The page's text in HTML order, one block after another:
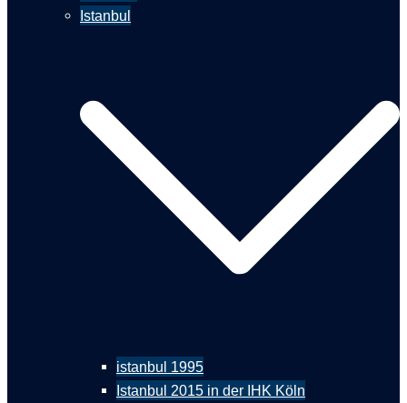
Istanbul
istanbul 1995
Istanbul 2015 in der IHK Köln